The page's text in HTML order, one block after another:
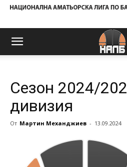
Сезон 2024/
дивизия
От Мартин Механджиев - 13.09.2024